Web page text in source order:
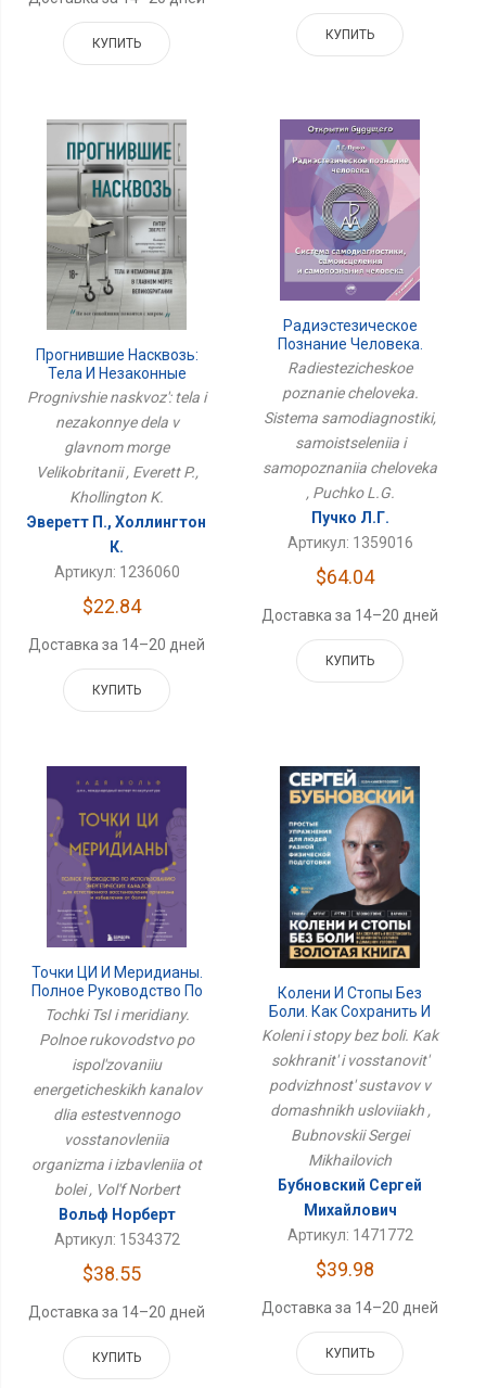
КУПИТЬ
КУПИТЬ
Прогнившие Насквозь:
Тела И Незаконные
Дела В Главном Морге
Великобритании
Prognivshie naskvoz': tela i
nezakonnye dela v
glavnom morge
Velikobritanii , Everett P.,
Khollington K.
Эверетт П., Холлингтон
К.
Артикул: 1236060
$22.84
Доставка за 14–20 дней
КУПИТЬ
Радиэстезическое
Познание Человека.
Система
Самоисцеления И
Самопознания Человека
Radiestezicheskoe
poznanie cheloveka.
Sistema samodiagnostiki,
samoistseleniia i
samopoznaniia cheloveka
, Puchko L.G.
Пучко Л.Г.
Артикул: 1359016
$64.04
Доставка за 14–20 дней
КУПИТЬ
Точки ЦИ И Меридианы.
Полное Руководство По
Использованию
Каналов Для
Естественного
Восстановления
Избавления От Болей
Tochki TsI i meridiany.
Polnoe rukovodstvo po
ispol'zovaniiu
energeticheskikh kanalov
dlia estestvennogo
vosstanovleniia
organizma i izbavleniia ot
bolei , Vol'f Norbert
Вольф Норберт
Артикул: 1534372
$38.55
Доставка за 14–20 дней
КУПИТЬ
Колени И Стопы Без
Боли. Как Сохранить И
Восстановить
Подвижность Суставов
В Домашних Условиях
Koleni i stopy bez boli. Kak
sokhranit' i vosstanovit'
podvizhnost' sustavov v
domashnikh usloviiakh ,
Bubnovskii Sergei
Mikhailovich
Бубновский Сергей
Михайлович
Артикул: 1471772
$39.98
Доставка за 14–20 дней
КУПИТЬ